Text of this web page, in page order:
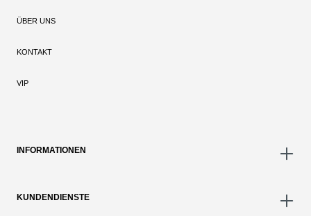
ÜBER UNS
KONTAKT
VIP
INFORMATIONEN
KUNDENDIENSTE